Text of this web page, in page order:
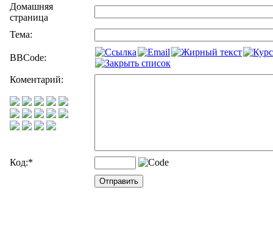
Домашняя
страница
Тема:
BBCode:
Коментарий:
Код:*